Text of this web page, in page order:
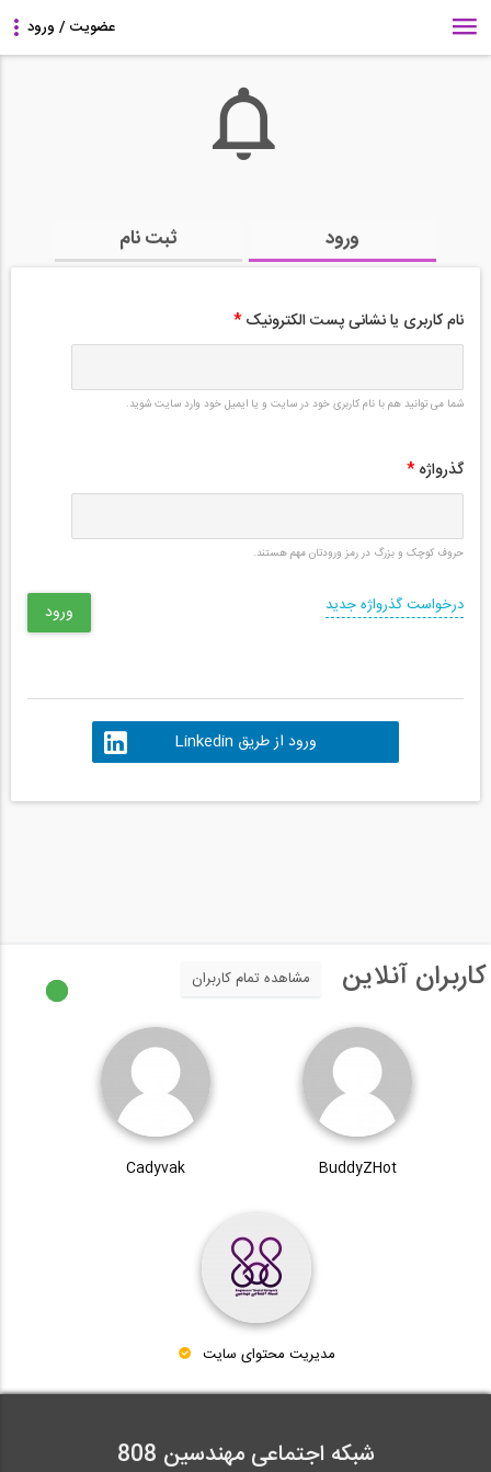
ورود ثبت نام
نام کاربری یا نشانی پست الکترونیک *
شما می توانید هم با نام کاربری خود در سایت و یا ایمیل خود وارد سایت شوید.
گذرواژه *
حروف کوچک و بزرگ در رمز ورودتان مهم هستند.
درخواست گذرواژه جدید
ورود از طریق Linkedin
کاربران آنلاین مشاهده تمام کاربران
BuddyZHot
Cadyvak
مدیریت محتوای سایت
شبکه اجتماعی مهندسین 808